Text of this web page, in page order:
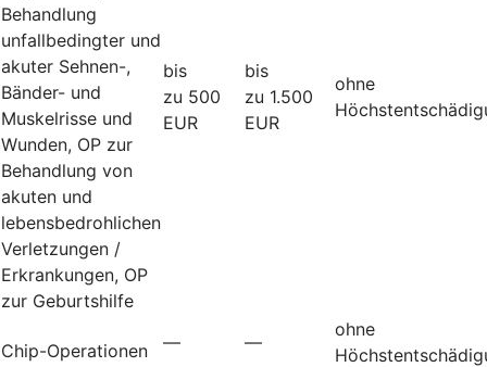
Behandlung
unfallbedingter und
akuter Sehnen-,
Bänder- und
Muskelrisse und
Wunden, OP zur
Behandlung von
akuten und
lebensbedrohlichen
Verletzungen /
Erkrankungen, OP
zur Geburtshilfe
bis
zu 500
EUR
bis
zu 1.500
EUR
ohne
Chip-Operationen — —
ohne